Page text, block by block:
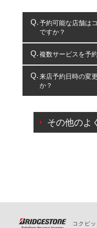
予約可能な店舗は
ですか？
コクピット・タイ
複数サービスを予
複数サービスのご
一部の商品・サービス
出来ないものもござい
来店予約日時の変
か？
ご来店予約日の3営
の日時変更につき
その他のよ
コクピ